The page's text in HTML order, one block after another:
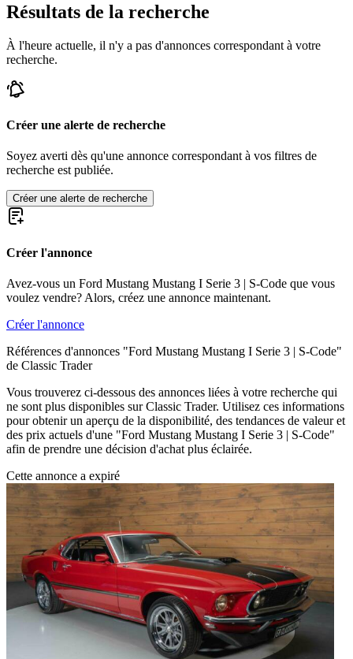
Ford Mustang I Serie 2
Ford Mustang I Serie 2 | C-Code
Ford Mustang I Serie 2 | J-Code
Ford Mustang I Serie 2 | K-Code
Ford Mustang I Serie 2 | W-Code
Ford Mustang I Serie 3
Ford Mustang I Serie 3 | F-Code
Ford Mustang I Serie 3 | H-Code
Ford Mustang I Serie 3 | L-Code
Ford Mustang I Serie 3 | Q-Code
Ford Mustang I Serie 3 | S-Code
Ford Mustang I Serie 3 | T-Code
Ford Mustang I Serie 4
Ford Mustang I Serie 4 | F-Code
Ford Mustang I Serie 4 | H-Code
Ford Mustang I Serie 4 | L-Code
Ford Mustang I Serie 4 | M-Code
Ford Mustang I Serie 4 | Q-Code
Ford Mustang I Serie 4 | R-Code
Ford Mustang II
Ford Mustang IIII
Ford Mustang IV
Ford Mustang V
Ford Mustang VI
Ford Mustang VII
Ford Modèles
Ford Capri
Ford Cortina
Ford Escort
Résultats de la recherche
À l'heure actuelle, il n'y a pas d'annonces correspondant à votre
recherche.
Créer une alerte de recherche
Soyez averti dès qu'une annonce correspondant à vos filtres de
recherche est publiée.
Créer une alerte de recherche
Créer l'annonce
Avez-vous un Ford Mustang Mustang I Serie 3 | S-Code que vous
voulez vendre? Alors, créez une annonce maintenant.
Créer l'annonce
Références d'annonces "Ford Mustang Mustang I Serie 3 | S-Code"
de Classic Trader
Vous trouverez ci-dessous des annonces liées à votre recherche qui
ne sont plus disponibles sur Classic Trader. Utilisez ces informations
pour obtenir un aperçu de la disponibilité, des tendances de valeur et
des prix actuels d'une "Ford Mustang Mustang I Serie 3 | S-Code"
afin de prendre une décision d'achat plus éclairée.
Cette annonce a expiré